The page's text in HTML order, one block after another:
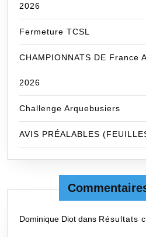
2026
Fermeture TCSL
CHAMPIONNATS DE France
2026
Challenge Arquebusiers
AVIS PRÉALABLES
Dominique Diot dans Résultats